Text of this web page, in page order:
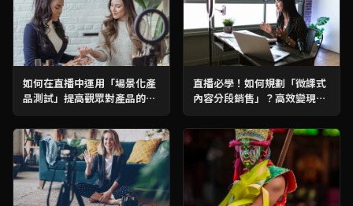
如何在直播中運用「場景化產
品測試」提高觀眾對產品的了
解？必學攻略！
直播必學！如何規劃「微課式
內容分段銷售」？高效變現攻
略